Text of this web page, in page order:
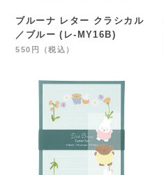
ブルーナ レター クラシカル
／ブルー (レ-MY16B)
550円（税込）